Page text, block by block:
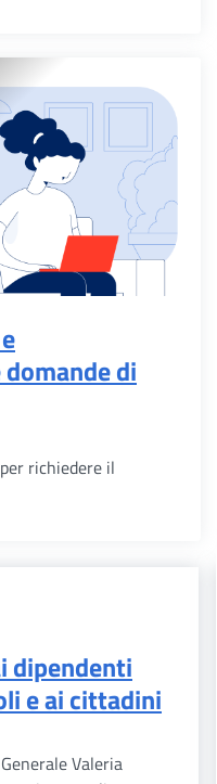
di
richiedere il
dipendenti
e ai cittadini
Valeria